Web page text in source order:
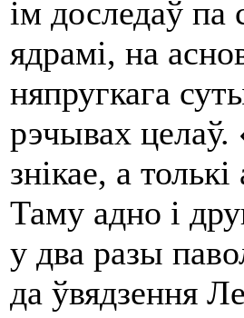
ім доследаў па
ядрамі, на
няпругкага
рэчывах
знікае, a
Таму адно i
у два разы
да ўвядзення